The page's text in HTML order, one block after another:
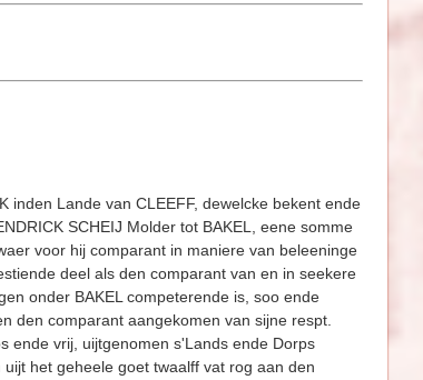
inden Lande van CLEEFF, dewelcke bekent ende
SCHEIJ Molder tot BAKEL, eene somme
voor hij comparant in maniere van be­leeninge
deel als den comparant van en in seekere
onder BAKEL competerende is, soo ende
den comparant aangekomen van sijne respt.
ende vrij, uijtgenomen s'Lands ende Dorps
het geheele goet twaalff vat rog aan den